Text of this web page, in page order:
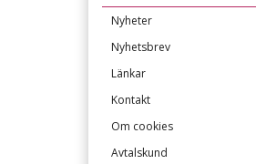
Nyheter
Nyhetsbrev
Länkar
Kontakt
Om cookies
Avtalskund